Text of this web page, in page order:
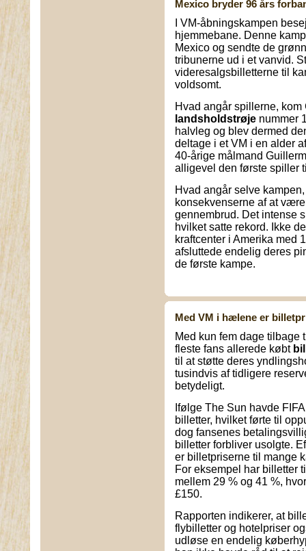
Mexico bryder 96 års
I VM-åbningskampen
hjemmebane. Denne
Mexico og sendte de
tribunerne ud i et vanvid.
videresalgsbilletterne til
voldsomt.
Hvad angår spillerne,
landsholdstrøje nummer
halvleg og blev dermed
deltage i et VM i en alder
40-årige målmand
alligevel den første spiller
Hvad angår selve
konsekvenserne af at
gennembrud. Det intense
hvilket satte rekord. Ikke
kraftcenter i Amerika med
afsluttede endelig deres
de første kampe.
Med VM i hælene er
Med kun fem dage tilbage
fleste fans allerede købt
til at støtte deres
tusindvis af tidligere
betydeligt.
Ifølge The Sun havde
billetter, hvilket førte til
dog fansenes
billetter forbliver usolgte.
er billetpriserne til mange
For eksempel har billetter
mellem 29 % og 41 %,
£150.
Rapporten indikerer, at
flybilletter og hotelpriser
udløse en endelig